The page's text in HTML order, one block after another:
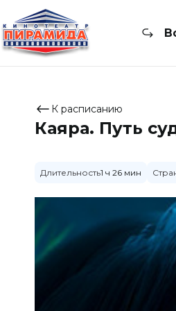
К расписанию
Каяра. Путь
Длительность1 ч 26 мин